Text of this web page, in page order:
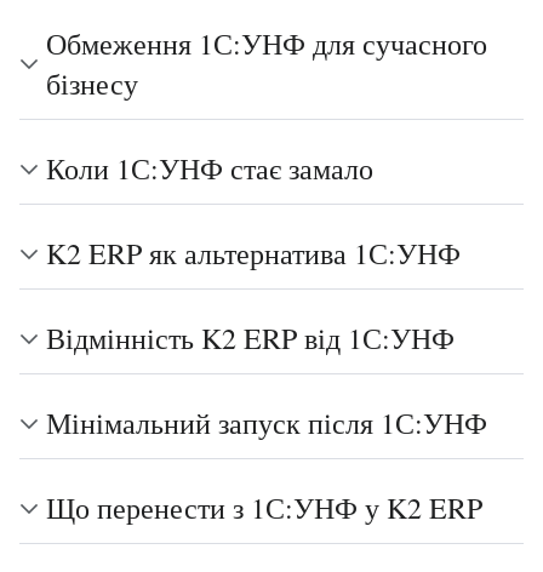
Обмеження 1С:УНФ для сучасного
бізнесу
Коли 1С:УНФ стає замало
K2 ERP як альтернатива 1С:УНФ
Відмінність K2 ERP від 1С:УНФ
Мінімальний запуск після 1С:УНФ
Що перенести з 1С:УНФ у K2 ERP